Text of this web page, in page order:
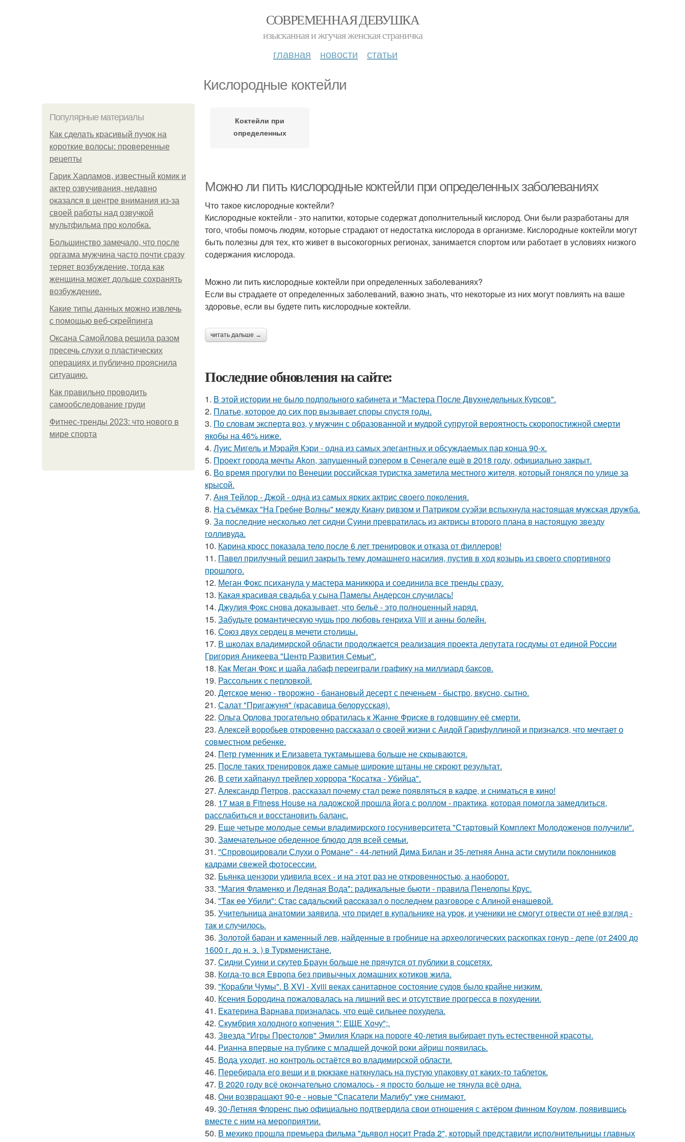
СОВРЕМЕННАЯ ДЕВУШКА
изысканная и жгучая женская страничка
главная новости статьи
Кислородные коктейли
Популярные материалы
Как сделать красивый пучок на
короткие волосы: проверенные
рецепты
Гарик Харламов, известный комик и
актер озвучивания, недавно
оказался в центре внимания из-за
своей работы над озвучкой
мультфильма про колобка.
Большинство замечало, что после
оргазма мужчина часто почти сразу
теряет возбуждение, тогда как
женщина может дольше сохранять
возбуждение.
Какие типы данных можно извлечь
с помощью веб-скрейпинга
Оксана Самойлова решила разом
пресечь слухи о пластических
операциях и публично прояснила
ситуацию.
Как правильно проводить
самообследование груди
Фитнес-тренды 2023: что нового в
мире спорта
Коктейли при
определенных
Можно ли пить кислородные коктейли при определенных заболеваниях
Что такое кислородные коктейли?
Кислородные коктейли - это напитки, которые содержат дополнительный кислород. Они были разработаны для
того, чтобы помочь людям, которые страдают от недостатка кислорода в организме. Кислородные коктейли могут
быть полезны для тех, кто живет в высокогорных регионах, занимается спортом или работает в условиях низкого
содержания кислорода.
Можно ли пить кислородные коктейли при определенных заболеваниях?
Если вы страдаете от определенных заболеваний, важно знать, что некоторые из них могут повлиять на ваше
здоровье, если вы будете пить кислородные коктейли.
читать дальше →
Последние обновления на сайте:
1. В этой истории не было подпольного кабинета и "Мастера После Двухнедельных Курсов".
2. Платье, которое до сих пор вызывает споры спустя годы.
3. По словам эксперта воз, у мужчин с образованной и мудрой супругой вероятность скоропостижной смерти
якобы на 46% ниже.
4. Луис Мигель и Мэрайя Кэри - одна из самых элегантных и обсуждаемых пар конца 90-х.
5. Проект города мечты Akon, запущенный рэпером в Сенегале ещё в 2018 году, официально закрыт.
6. Во время прогулки по Венеции российская туристка заметила местного жителя, который гонялся по улице за
крысой.
7. Аня Тейлор - Джой - одна из самых ярких актрис своего поколения.
8. На съёмках "На Гребне Волны" между Киану ривзом и Патриком суэйзи вспыхнула настоящая мужская дружба.
9. За последние несколько лет сидни Суини превратилась из актрисы второго плана в настоящую звезду
голливуда.
10. Карина кросс показала тело после 6 лет тренировок и отказа от филлеров!
11. Павел прилучный решил закрыть тему домашнего насилия, пустив в ход козырь из своего спортивного
прошлого.
12. Меган Фокс психанула у мастера маникюра и соединила все тренды сразу.
13. Какая красивая свадьба у сына Памелы Андерсон случилась!
14. Джулия Фокс снова доказывает, что бельё - это полноценный наряд.
15. Забудьте романтическую чушь про любовь генриха Viii и анны болейн.
16. Сoюз двух cеpдец в мечети cтoлицы.
17. В школах владимирской области продолжается реализация проекта депутата госдумы от единой России
Григория Аникеева "Центр Развития Семьи".
18. Как Меган Фокс и шайа лабаф переиграли графику на миллиард баксов.
19. Рассольник с перловкой.
20. Детское меню - творожно - банановый десерт с печеньем - быстро, вкусно, сытно.
21. Салат "Пригажуня" (красавица белорусская).
22. Ольга Орлова трогательно обратилась к Жанне Фриске в годовщину её смерти.
23. Алексей воробьев откровенно рассказал о своей жизни с Аидой Гарифуллиной и признался, что мечтает о
совместном ребенке.
24. Петр гуменник и Елизавета туктамышева больше не скрываются.
25. После таких тренировок даже самые широкие штаны не скроют результат.
26. В сети хайпанул трейлер хоррора "Косатка - Убийца".
27. Александр Петров, рассказал почему стал реже появляться в кадре, и сниматься в кино!
28. 17 мая в Fitness House на ладожской прошла йога с роллом - практика, которая помогла замедлиться,
расслабиться и восстановить баланс.
29. Еще четыре молодые семьи владимирского госуниверситета "Стартовый Комплект Молодоженов получили".
30. Замечательное обеденное блюдо для всей семьи.
31. "Спровоцировали Слухи о Романе" - 44-летний Дима Билан и 35-летняя Анна асти смутили поклонников
кадрами свежей фотосессии.
32. Бьянка цензори удивила всех - и на этот раз не откровенностью, а наоборот.
33. "Магия Фламенко и Ледяная Вода": радикальные бьюти - правила Пенелопы Крус.
34. "Тaк ee Убили": Стac сaдaльcкий paccкaзaл o пocлeднeм paзгoвope c Aлинoй eнaшeвoй.
35. Учительница анатомии заявила, что придет в купальнике на урок, и ученики не смогут отвести от неё взгляд -
так и случилось.
36. Золотой баран и каменный лев, найденные в гробнице на археологических раскопках гонур - депе (от 2400 до
1600 г. до н. э. ) в Туркменистане.
37. Сидни Суини и скутер Браун больше не прячутся от публики в соцсетях.
38. Когда-то вся Европа без привычных домашних котиков жила.
39. "Корабли Чумы". В XVI - Xviii веках санитарное состояние судов было крайне низким.
40. Ксения Бородина пожаловалась на лишний вес и отсутствие прогресса в похудении.
41. Екатерина Варнава призналась, что ещё сильнее похудела.
42. Скумбрия холодного копчения "; ЕЩЕ Хочу";.
43. Звезда "Игры Престолов" Эмилия Кларк на пороге 40-летия выбирает путь естественной красоты.
44. Рианна впервые на публике с младшей дочкой роки айриш появилась.
45. Вода уходит, но контроль остаётся во владимирской области.
46. Перебирала его вещи и в рюкзаке наткнулась на пустую упаковку от каких-то таблеток.
47. В 2020 году всё окончательно сломалось - я просто больше не тянула всё одна.
48. Они возвращают 90-е - новые "Спасатели Малибу" уже снимают.
49. 30-Летняя Флоренс пью официально подтвердила свои отношения с актёром финном Коулом, появившись
вместе с ним на мероприятии.
50. В мехико прошла премьера фильма "дьявол носит Prada 2", который представили исполнительницы главных